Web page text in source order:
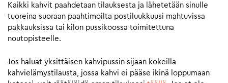
Kaikki kahvit paahdetaan tilauksesta ja lähetetään sinulle
tuoreina suoraan paahtimoilta postiluukkuusi mahtuvissa
pakkauksissa tai kilon pussikoossa toimitettuna
noutopisteelle.
Jos haluat yksittäisen kahvipussin sijaan kokeilla
kahvielämystilausta, jossa kahvi ei pääse ikinä loppumaan